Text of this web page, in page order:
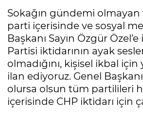
Sokağın gündemi
parti içerisinde ve sosyal
Başkanı Sayın Özgür
Partisi iktidarının ayak
olmadığını, kişisel ikbal
ilan ediyoruz. Genel
olursa olsun tüm partilileri
içerisinde CHP iktidarı için